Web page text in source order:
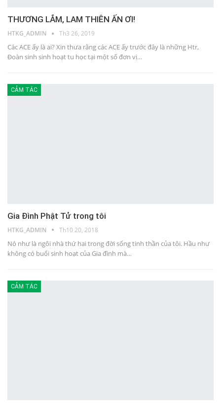
THƯƠNG LẮM, LAM THIÊN ẤN ƠI!
HTKG_ADMIN Th3 26, 2019
Các ACE ấy là ai? Xin thưa rằng các ACE ấy trước đây là những Htr,
Đoàn sinh sinh hoạt tu học tại một số đơn vị…
CẢM TÁC
Gia Đình Phật Tử trong tôi
HTKG_ADMIN Th10 20, 2018
Nó như là ngôi nhà thứ hai trong đời sống tinh thần của tôi. Hầu như
không có buổi sinh hoạt của Gia đình mà…
CẢM TÁC